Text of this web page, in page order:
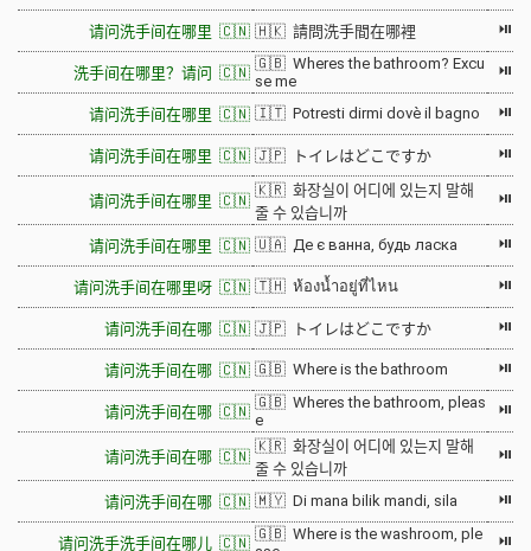
请问洗手间在哪里 🇨🇳 🇭🇰 請問洗手間在哪裡 ⏯
洗手间在哪里？请问 🇨🇳
🇬🇧 Wheres the bathroom? Excu
se me
⏯
请问洗手间在哪里 🇨🇳 🇮🇹 Potresti dirmi dovè il bagno ⏯
请问洗手间在哪里 🇨🇳 🇯🇵 トイレはどこですか ⏯
请问洗手间在哪里 🇨🇳
🇰🇷 화장실이 어디에 있는지 말해
줄 수 있습니까
⏯
请问洗手间在哪里 🇨🇳 🇺🇦 Де є ванна, будь ласка ⏯
请问洗手间在哪里呀 🇨🇳 🇹🇭 ห้องน้ำอยู่ที่ไหน ⏯
请问洗手间在哪 🇨🇳 🇯🇵 トイレはどこですか ⏯
请问洗手间在哪 🇨🇳 🇬🇧 Where is the bathroom ⏯
请问洗手间在哪 🇨🇳
🇬🇧 Wheres the bathroom, pleas
e
⏯
请问洗手间在哪 🇨🇳
🇰🇷 화장실이 어디에 있는지 말해
줄 수 있습니까
⏯
请问洗手间在哪 🇨🇳 🇲🇾 Di mana bilik mandi, sila ⏯
请问洗手洗手间在哪儿 🇨🇳
🇬🇧 Where is the washroom, ple
⏯